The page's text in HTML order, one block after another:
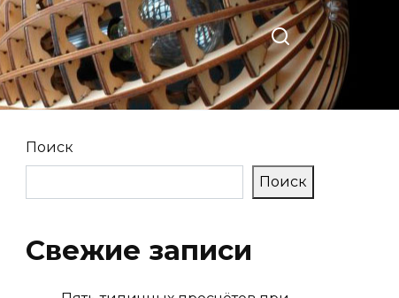
Поиск
Поиск
Свежие записи